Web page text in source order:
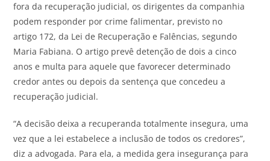
fora da recuperação judicial, os dirigentes da companhia
podem responder por crime falimentar, previsto no
artigo 172, da Lei de Recuperação e Falências, segundo
Maria Fabiana. O artigo prevê detenção de dois a cinco
anos e multa para aquele que favorecer determinado
credor antes ou depois da sentença que concedeu a
recuperação judicial.
“A decisão deixa a recuperanda totalmente insegura, uma
vez que a lei estabelece a inclusão de todos os credores”,
diz a advogada. Para ela, a medida gera insegurança para